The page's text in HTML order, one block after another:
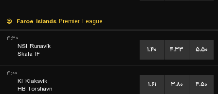
Faroe Islands Premier League
۲۱:۳۰
NSI Runavík
Skala IF
۱.۴۰ ۴.۳۳ ۵.۵۰
۲۱:۰۰
KI Klaksvík
HB Torshavn
۱.۶۱ ۳.۸۰ ۴.۵۰